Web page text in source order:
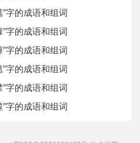
”字的成语和组词
”字的成语和组词
”字的成语和组词
”字的成语和组词
”字的成语和组词
”字的成语和组词